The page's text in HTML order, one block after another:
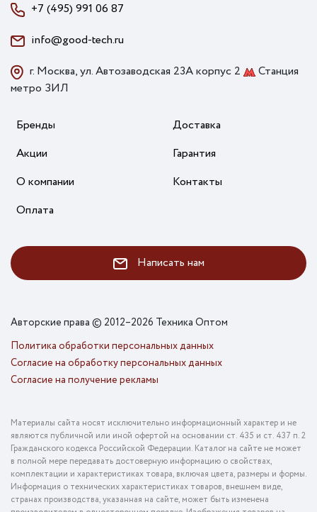
+7 (495) 991 06 87
info@good-tech.ru
г. Москва, ул. Автозаводская 23А корпус 2
Станция
метро ЗИЛ
Бренды
Акции
О компании
Оплата
Доставка
Гарантия
Контакты
Написать нам
Авторские права © 2012–2026 Техника Оптом
Политика обработки персональных данных
Согласие на обработку персональных данных
Согласие на получение рекламы
Материалы сайта носят исключительно информационный характер и не
являются публичной или иной офертой на основании ст. 435 и ст. 437 п. 2
Гражданского кодекса Российской Федерации. Каталог на сайте не может
в полной мере передавать достоверную информацию о свойствах,
комплектации и характеристиках товара, включая цвета, размеры и формы.
Информация о технических характеристиках товаров, внешнем виде,
странах производства, указанная на сайте, может быть изменена